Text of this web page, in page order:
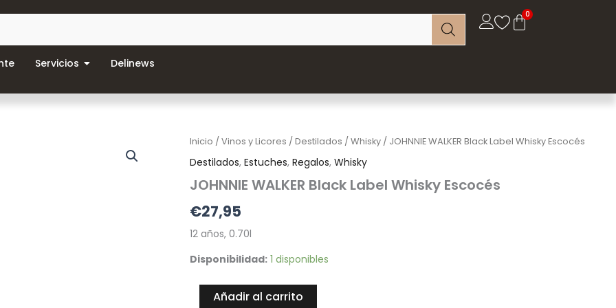
Servicios Delinews
Inicio /Vinos y Licores /Destilados /Whisky / JOHNNIE WALKER Black Label Whisky Escocés
Destilados,Estuches,Regalos,Whisky
JOHNNIE WALKER Black Label Whisky Escocés
€27,95
12 años, 0.70l
Disponibilidad: 1 disponibles
JOHNNIE
Black
Label
Escocés
cantidad
Añadir al carrito